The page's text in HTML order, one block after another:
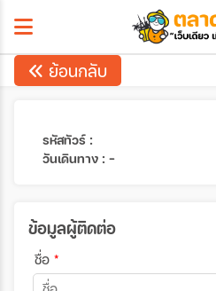
ย้อนกลับ
รหัสทัวร์ :
วันเดินทาง : -
ข้อมูลผู้ติดต่อ
ชื่อ *